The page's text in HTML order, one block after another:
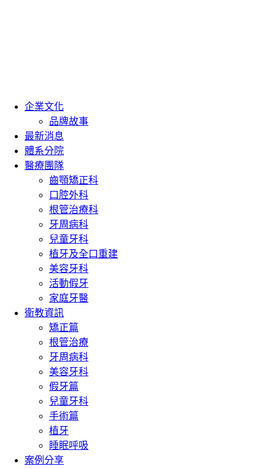
企業文化
品牌故事
最新消息
體系分院
醫療團隊
齒顎矯正科
口腔外科
根管治療科
牙周病科
兒童牙科
植牙及全口重建
美容牙科
活動假牙
家庭牙醫
衛教資訊
矯正篇
根管治療
牙周病科
美容牙科
假牙篇
兒童牙科
手術篇
植牙
睡眠呼吸
案例分享